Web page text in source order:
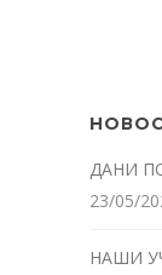
ДАНИ
23/05/
НАШИ